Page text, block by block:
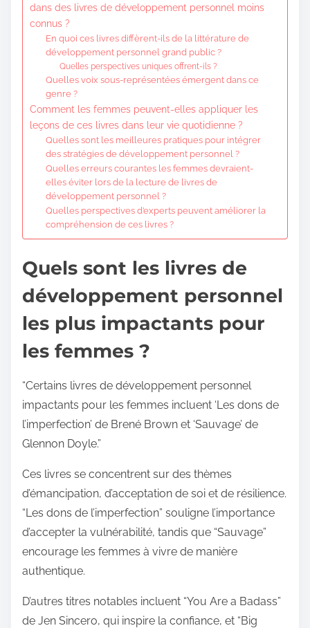
dans des livres de développement personnel moins
connus ?
En quoi ces livres diffèrent-ils de la littérature de
développement personnel grand public ?
Quelles perspectives uniques offrent-ils ?
Quelles voix sous-représentées émergent dans ce
genre ?
Comment les femmes peuvent-elles appliquer les
leçons de ces livres dans leur vie quotidienne ?
Quelles sont les meilleures pratiques pour intégrer
des stratégies de développement personnel ?
Quelles erreurs courantes les femmes devraient-
elles éviter lors de la lecture de livres de
développement personnel ?
Quelles perspectives d’experts peuvent améliorer la
compréhension de ces livres ?
Quels sont les livres de
développement personnel
les plus impactants pour
les femmes ?
“Certains livres de développement personnel
impactants pour les femmes incluent ‘Les dons de
l’imperfection’ de Brené Brown et ‘Sauvage’ de
Glennon Doyle.”
Ces livres se concentrent sur des thèmes
d’émancipation, d’acceptation de soi et de résilience.
“Les dons de l’imperfection” souligne l’importance
d’accepter la vulnérabilité, tandis que “Sauvage”
encourage les femmes à vivre de manière
authentique.
D’autres titres notables incluent “You Are a Badass”
de Jen Sincero, qui inspire la confiance, et “Big